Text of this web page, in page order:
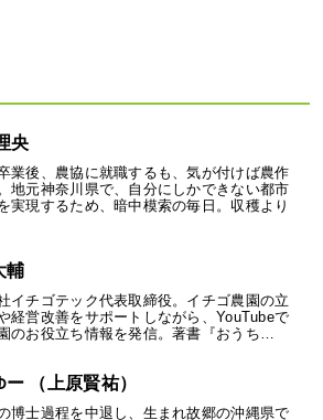
央
業後、農協に就職するも、気が付けば農作
地元神奈川県で、自分にしかできない都市
実現するため、暗中模索の毎日。収穫より
輔
イチゴテック代表取締役。イチゴ農園の立
経営改善をサポートしながら、YouTubeで
のお役立ち情報を発信。著書『おうち…
ー （上原賢祐）
博士過程を中退し、生まれ故郷の沖縄県で